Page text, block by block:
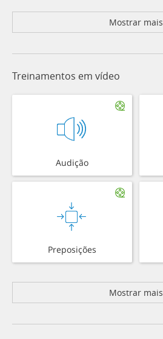
Mostrar mais
Treinamentos em vídeo
Audição
Preposições
Mostrar mais